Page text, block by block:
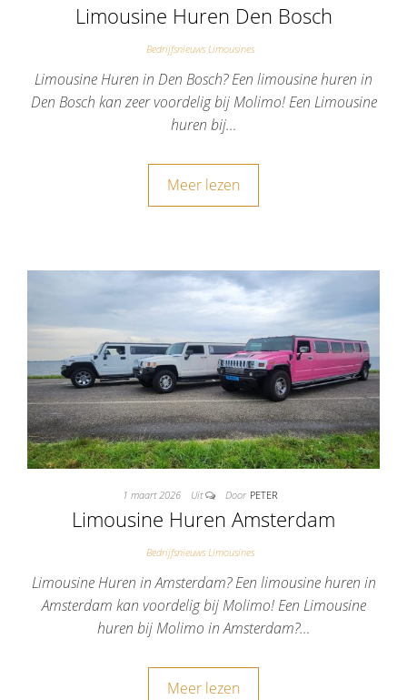
Limousine Huren Den Bosch
Bedrijfsnieuws Limousines
Limousine Huren in Den Bosch? Een limousine huren in
Den Bosch kan zeer voordelig bij Molimo! Een Limousine
huren bij…
Meer lezen
1 maart 2026 Uit Door PETER
Limousine Huren Amsterdam
Bedrijfsnieuws Limousines
Limousine Huren in Amsterdam? Een limousine huren in
Amsterdam kan voordelig bij Molimo! Een Limousine
huren bij Molimo in Amsterdam?…
Meer lezen